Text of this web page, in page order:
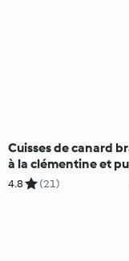
Cuisses de canard
à la clémentine et
carottes
4.8 (21)